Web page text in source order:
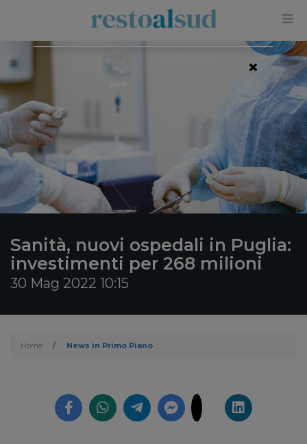
Sanità, nuovi ospedali in Puglia:
investimenti per 268 milioni
30 Mag 2022 10:15
Home / News in Primo Piano
×